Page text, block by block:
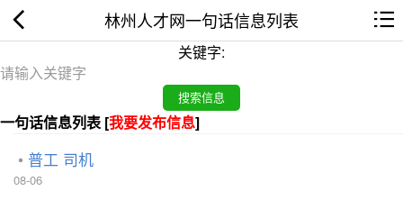
林州人才网一句话信息列表
关键字:
一句话信息列表 [我要发布信息]
普工 司机
08-06